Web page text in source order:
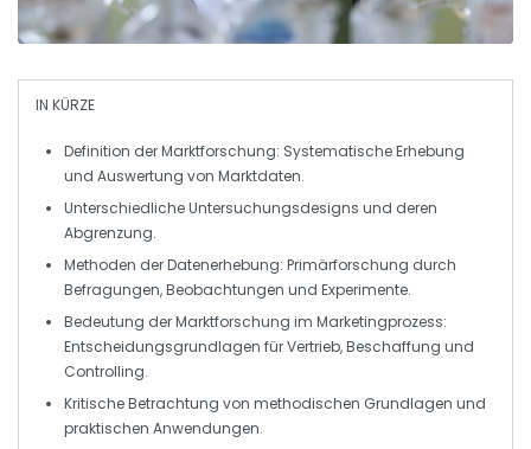
IN KÜRZE
Definition der Marktforschung: Systematische Erhebung
und Auswertung von Marktdaten.
UnterschiedlicheUntersuchungsdesigns und deren
Abgrenzung.
Methoden derDatenerhebung: Primärforschung durch
Befragungen, Beobachtungen und Experimente.
Bedeutung derMarktforschung im Marketingprozess:
Entscheidungsgrundlagen für Vertrieb, Beschaffung und
Controlling.
Kritische Betrachtung von methodischen Grundlagen und
praktischen Anwendungen.